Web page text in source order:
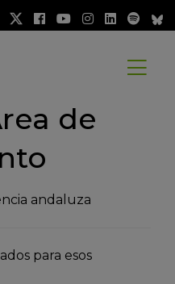
Abrir
de
andaluza
para esos